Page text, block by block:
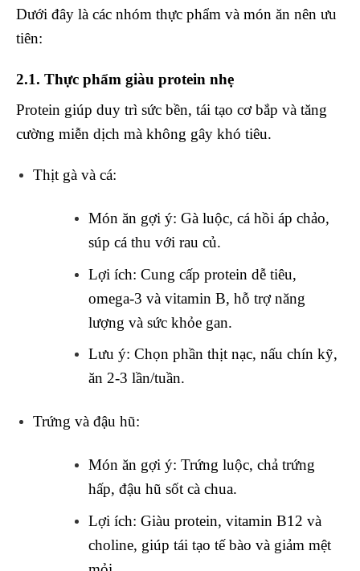
Dưới đây là các nhóm thực phẩm và món ăn nên ưu
tiên:
2.1. Thực phẩm giàu protein nhẹ
Protein giúp duy trì sức bền, tái tạo cơ bắp và tăng
cường miễn dịch mà không gây khó tiêu.
Thịt gà và cá:
Món ăn gợi ý: Gà luộc, cá hồi áp chảo,
súp cá thu với rau củ.
Lợi ích: Cung cấp protein dễ tiêu,
omega-3 và vitamin B, hỗ trợ năng
lượng và sức khỏe gan.
Lưu ý: Chọn phần thịt nạc, nấu chín kỹ,
ăn 2-3 lần/tuần.
Trứng và đậu hũ:
Món ăn gợi ý: Trứng luộc, chả trứng
hấp, đậu hũ sốt cà chua.
Lợi ích: Giàu protein, vitamin B12 và
choline, giúp tái tạo tế bào và giảm mệt